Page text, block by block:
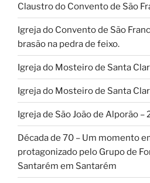
Claustro do Convento de São
Igreja do Convento de São
brasão na pedra de feixo.
Igreja do Mosteiro de Santa
Igreja do Mosteiro de Santa
Igreja de São João de Alporão –
Década de 70 – Um momento
protagonizado pelo Grupo de
Santarém em Santarém